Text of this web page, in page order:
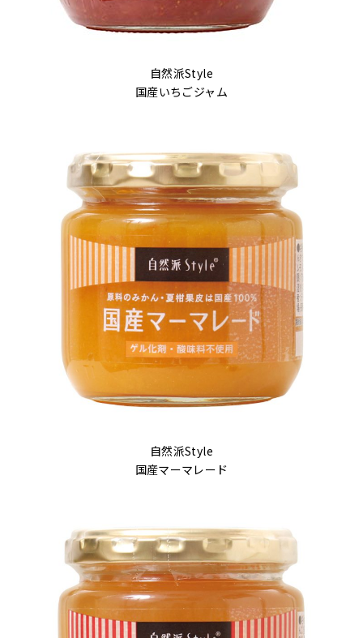
自然派Style
国産いちごジャム
自然派Style
国産マーマレード